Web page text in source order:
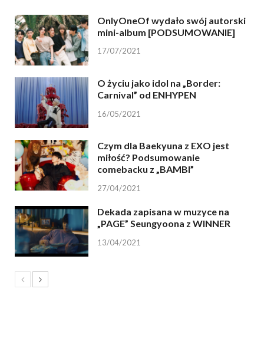
OnlyOneOf wydało swój autorski
mini-album [PODSUMOWANIE]
17/07/2021
O życiu jako idol na „Border:
Carnival” od ENHYPEN
16/05/2021
Czym dla Baekyuna z EXO jest
miłość? Podsumowanie
comebacku z „BAMBI”
27/04/2021
Dekada zapisana w muzyce na
„PAGE” Seungyoona z WINNER
13/04/2021